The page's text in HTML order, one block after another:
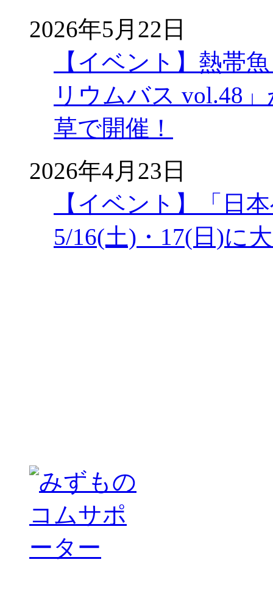
2026年5月22日
【イベント】熱帯
リウムバス vol.48
草で開催！
2026年4月23日
【イベント】「日
5/16(土)・17(日)に